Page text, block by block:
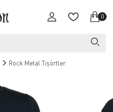
0
Rock Metal Tişörtler